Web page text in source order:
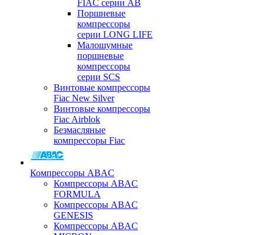
FIAC серии AB
Поршневые
компрессоры
серии LONG LIFE
Малошумные
поршневые
компрессоры
серии SCS
Винтовые компрессоры
Fiac New Silver
Винтовые компрессоры
Fiac Airblok
Безмасляные
компрессоры Fiac
Компрессоры ABAC
Компрессоры ABAC
FORMULA
Компрессоры ABAC
GENESIS
Компрессоры ABAC